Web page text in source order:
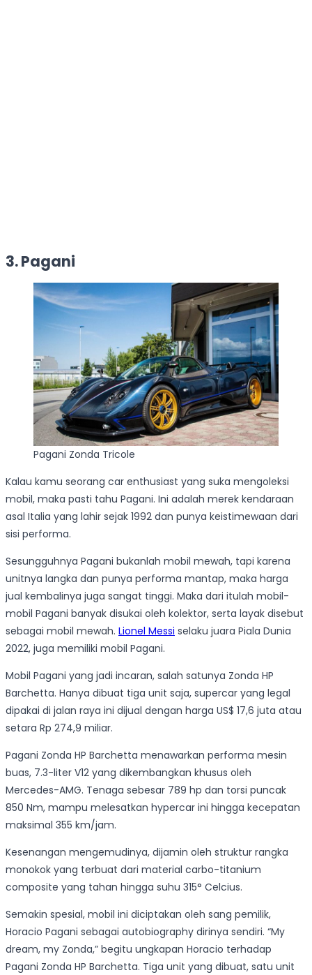
3. Pagani
Pagani Zonda Tricole
Kalau kamu seorang car enthusiast yang suka mengoleksi
mobil, maka pasti tahu Pagani. Ini adalah merek kendaraan
asal Italia yang lahir sejak 1992 dan punya keistimewaan dari
sisi performa.
Sesungguhnya Pagani bukanlah mobil mewah, tapi karena
unitnya langka dan punya performa mantap, maka harga
jual kembalinya juga sangat tinggi. Maka dari itulah mobil-
mobil Pagani banyak disukai oleh kolektor, serta layak disebut
sebagai mobil mewah. Lionel Messi selaku juara Piala Dunia
2022, juga memiliki mobil Pagani.
Mobil Pagani yang jadi incaran, salah satunya Zonda HP
Barchetta. Hanya dibuat tiga unit saja, supercar yang legal
dipakai di jalan raya ini dijual dengan harga US$ 17,6 juta atau
setara Rp 274,9 miliar.
Pagani Zonda HP Barchetta menawarkan performa mesin
buas, 7.3-liter V12 yang dikembangkan khusus oleh
Mercedes-AMG. Tenaga sebesar 789 hp dan torsi puncak
850 Nm, mampu melesatkan hypercar ini hingga kecepatan
maksimal 355 km/jam.
Kesenangan mengemudinya, dijamin oleh struktur rangka
monokok yang terbuat dari material carbo-titanium
composite yang tahan hingga suhu 315° Celcius.
Semakin spesial, mobil ini diciptakan oleh sang pemilik,
Horacio Pagani sebagai autobiography dirinya sendiri. “My
dream, my Zonda,” begitu ungkapan Horacio terhadap
Pagani Zonda HP Barchetta. Tiga unit yang dibuat, satu unit